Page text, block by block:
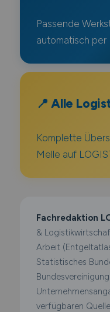
Passende
automatisch per
📍 Alle
Komplette
Melle auf
Fachredaktion
&
Arbeit
Statistisches
verfügbaren